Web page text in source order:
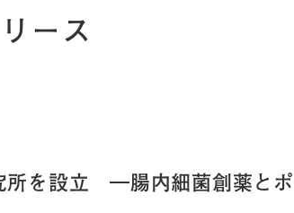
ース
所を設立 ―腸内細菌創薬と